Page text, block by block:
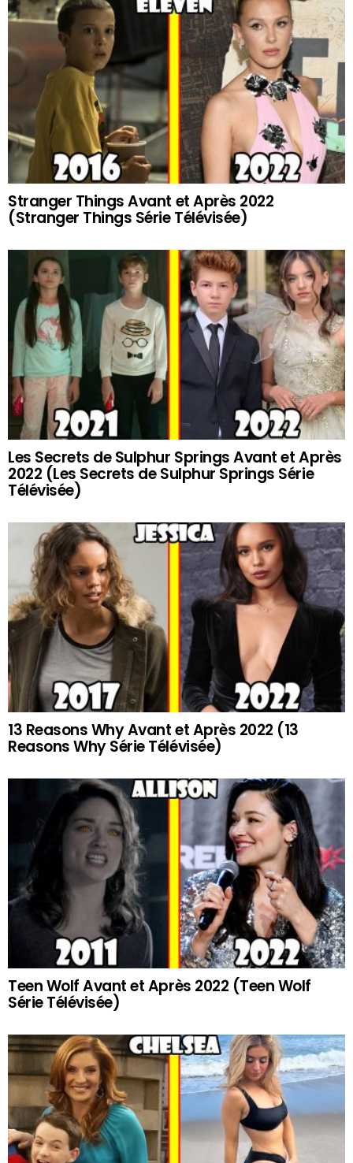
Stranger Things Avant et Après 2022
(Stranger Things Série Télévisée)
Les Secrets de Sulphur Springs Avant et Après
2022 (Les Secrets de Sulphur Springs Série
Télévisée)
13 Reasons Why Avant et Après 2022 (13
Reasons Why Série Télévisée)
Teen Wolf Avant et Après 2022 (Teen Wolf
Série Télévisée)